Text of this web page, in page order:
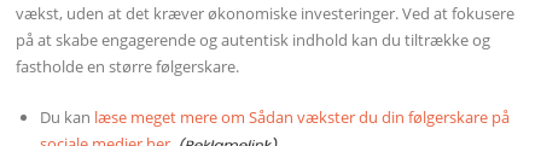
vækst, uden at det kræver økonomiske investeringer. Ved at fokusere
på at skabe engagerende og autentisk indhold kan du tiltrække og
fastholde en større følgerskare.
Du kan læse meget mere om Sådan vækster du din følgerskare på